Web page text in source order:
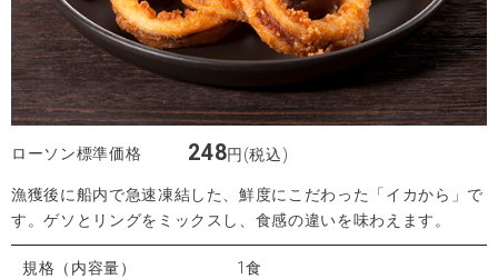
ローソン標準価格 248円(税込)
漁獲後に船内で急速凍結した、鮮度にこだわった「イカから」で
す。ゲソとリングをミックスし、食感の違いを味わえます。
規格（内容量） 1食